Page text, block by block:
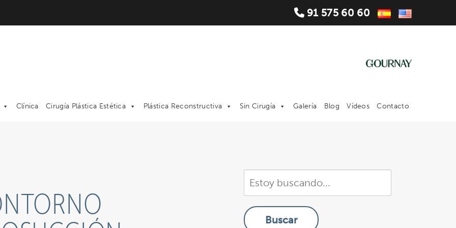
91 575 60 60
Clínica Cirugía Plástica Estética Plástica Reconstructiva Sin Cirugía Galería Blog Vídeos Contacto
Buscar
en
nuestra
sitio
Buscar